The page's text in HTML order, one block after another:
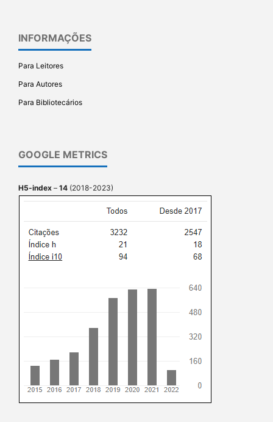
INFORMAÇÕES
Para Leitores
Para Autores
Para Bibliotecários
GOOGLE METRICS
H5-index – 14 (2018-2023)